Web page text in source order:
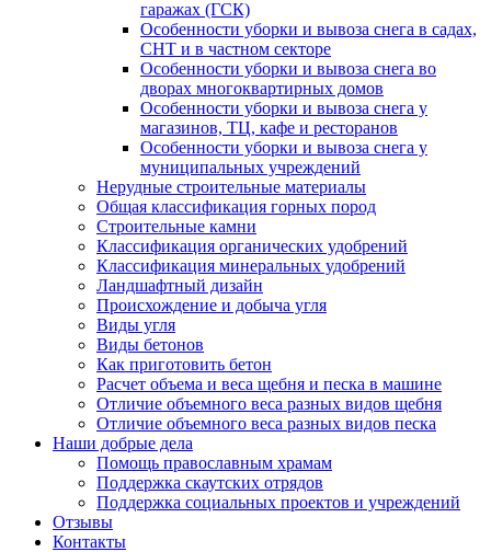
гаражах (ГСК)
Особенности уборки и вывоза снега в садах,
СНТ и в частном секторе
Особенности уборки и вывоза снега во
дворах многоквартирных домов
Особенности уборки и вывоза снега у
магазинов, ТЦ, кафе и ресторанов
Особенности уборки и вывоза снега у
муниципальных учреждений
Нерудные строительные материалы
Общая классификация горных пород
Строительные камни
Классификация органических удобрений
Классификация минеральных удобрений
Ландшафтный дизайн
Происхождение и добыча угля
Виды угля
Виды бетонов
Как приготовить бетон
Расчет объема и веса щебня и песка в машине
Отличие объемного веса разных видов щебня
Отличие объемного веса разных видов песка
Наши добрые дела
Помощь православным храмам
Поддержка скаутских отрядов
Поддержка социальных проектов и учреждений
Отзывы
Контакты